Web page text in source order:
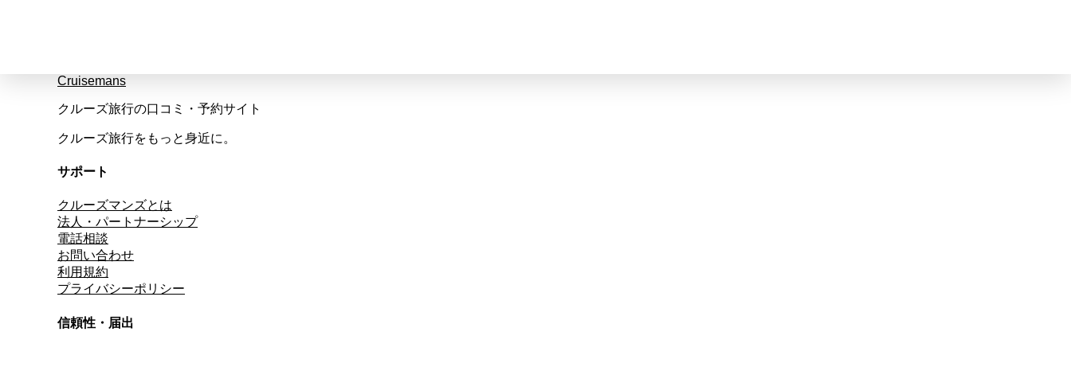
Cruisemans
クルーズ旅行の口コミ・予約サイト
クルーズ旅行をもっと身近に。
サポート
クルーズマンズとは
法人・パートナーシップ
電話相談
お問い合わせ
利用規約
プライバシーポリシー
信頼性・届出